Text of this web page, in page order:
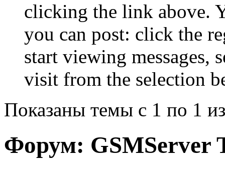
clicking the link above.
you can post: click the
start viewing messages,
visit from the selection
Показаны темы с 1 по 1
Форум: GSMServer